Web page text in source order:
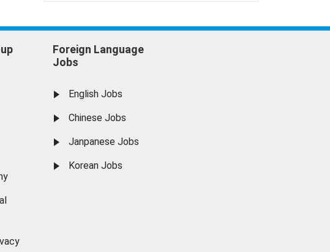
Foreign Language
Jobs
English Jobs
Chinese Jobs
Janpanese Jobs
Korean Jobs